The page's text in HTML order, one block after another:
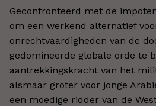
Geconfronteerd met de
om een werkend alternatief
onrechtvaardigheden van de
gedomineerde globale orde te
aantrekkingskracht van het
alsmaar groter voor jonge
een moedige ridder van de